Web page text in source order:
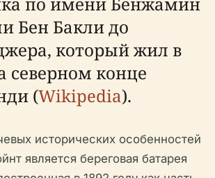
Бен Бакли до
который жил в
северном конце
(Wikipedia).
исторических особенностей
является береговая батарея